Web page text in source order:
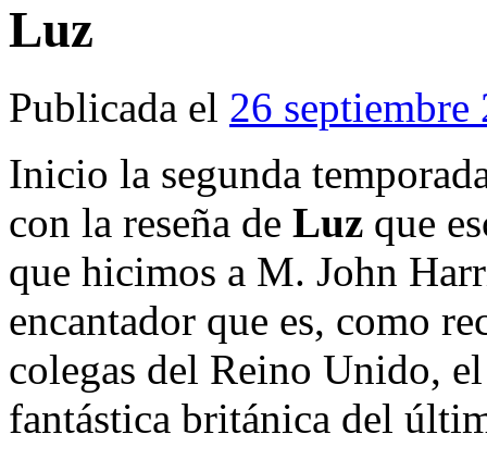
Luz
Publicada el 26 septiembre
Inicio la segunda
con la reseña de Luz que
que hicimos a M. John
encantador que es, como
colegas del Reino Unido,
fantástica británica del